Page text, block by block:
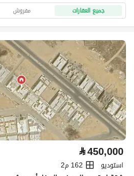
جميع العقارات مفروش
⃁450,000
استوديو
162 م2